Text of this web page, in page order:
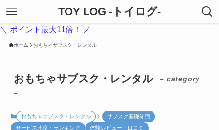
TOY LOG -トイログ-
＼ ポイント最大11倍！ ／
ホーム おもちゃサブスク・レンタル
おもちゃサブスク・レンタル
– category
–
おもちゃサブスク・レンタル
サブスク基礎知識
サービス比較・ランキング
体験レビュー・口コミ